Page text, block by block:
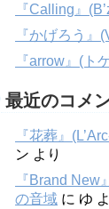
『Calling』
『かげろう』
『arrow』(ト
最近のコメ
『花葬』
ン より
『Brand New
の音域 に ゆ